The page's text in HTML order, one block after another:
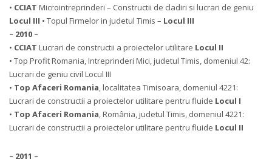
• CCIAT Microintreprinderi – Constructii de cladiri si lucrari de geniu
Locul III • Topul Firmelor in judetul Timis – Locul III
– 2010 –
• CCIAT Lucrari de constructii a proiectelor utilitare Locul II
• Top Profit Romania, Intreprinderi Mici, judetul Timis, domeniul 42:
Lucrari de geniu civil Locul III
• Top Afaceri Romania, localitatea Timisoara, domeniul 4221:
Lucrari de constructii a proiectelor utilitare pentru fluide Locul I
• Top Afaceri Romania, România, judetul Timis, domeniul 4221:
Lucrari de constructii a proiectelor utilitare pentru fluide Locul II
– 2011 –